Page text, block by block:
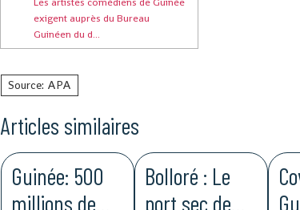
exigent auprès du Bureau
Guinéen du d...
Source: APA
Articles similaires
Guinée: 500
millions de
Bolloré : Le
port sec de